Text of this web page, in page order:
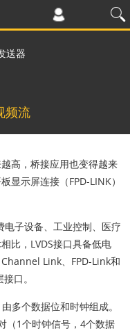
送器
频流
高，桥接应用也变得越来
显示屏连接（FPD-LINK）
电子设备、工业控制、医疗
比，LVDS接口具备低电
Link、FPD-Link和
口。
多个数据位和时钟组成。
（1个时钟信号，4个数据